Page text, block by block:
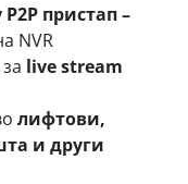
пристап –
NVR
live stream
лифтови,
и други